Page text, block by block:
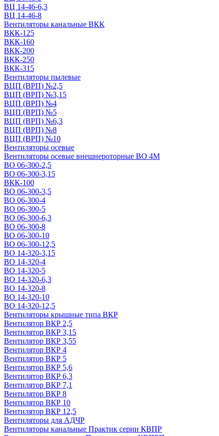
ВЦ 14-46-6,3
ВЦ 14-46-8
Вентиляторы канальные ВКК
ВКК-125
ВКК-160
ВКК-200
ВКК-250
ВКК-315
Вентиляторы пылевые
ВЦП (ВРП) №2,5
ВЦП (ВРП) №3,15
ВЦП (ВРП) №4
ВЦП (ВРП) №5
ВЦП (ВРП) №6,3
ВЦП (ВРП) №8
ВЦП (ВРП) №10
Вентиляторы осевые
Вентиляторы осевые внешнероторные ВО 4М
ВО 06-300-2,5
ВО 06-300-3,15
ВКК-100
ВО 06-300-3,5
ВО 06-300-4
ВО 06-300-5
ВО 06-300-6,3
ВО 06-300-8
ВО 06-300-10
ВО 06-300-12,5
ВО 14-320-3,15
ВО 14-320-4
ВО 14-320-5
ВО 14-320-6,3
ВО 14-320-8
ВО 14-320-10
ВО 14-320-12,5
Вентиляторы крышные типа ВКР
Вентилятор ВКР 2,5
Вентилятор ВКР 3,15
Вентилятор ВКР 3,55
Вентилятор ВКР 4
Вентилятор ВКР 5
Вентилятор ВКР 5,6
Вентилятор ВКР 6,3
Вентилятор ВКР 7,1
Вентилятор ВКР 8
Вентилятор ВКР 10
Вентилятор ВКР 12,5
Вентиляторы для АДЧР
Вентиляторы канальные Практик серии КВПР